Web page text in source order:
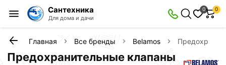
Сантехника
Для дома и дачи
0 0
Главная Все бренды Belamos
Предохранительные клапаны